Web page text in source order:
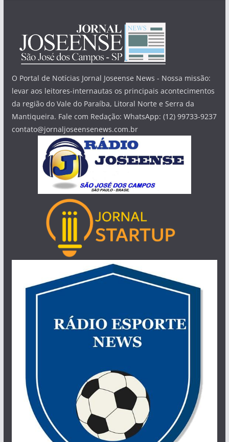
O Portal de Notícias Jornal Joseense News - Nossa missão:
levar aos leitores-internautas os principais acontecimentos
da região do Vale do Paraíba, Litoral Norte e Serra da
Mantiqueira. Fale com Redação: WhatsApp: (12) 99733-9237
contato@jornaljoseensenews.com.br